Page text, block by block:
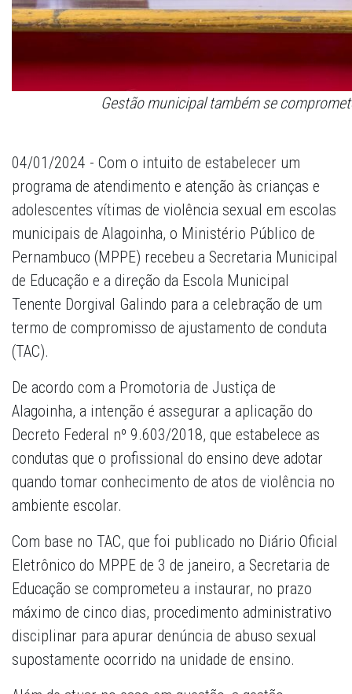
Gestão municipal também se
04/01/2024 - Com o intuito de estabelecer um
programa de atendimento e atenção às crianças e
adolescentes vítimas de violência sexual em escolas
municipais de Alagoinha, o Ministério Público de
Pernambuco (MPPE) recebeu a Secretaria Municipal
de Educação e a direção da Escola Municipal
Tenente Dorgival Galindo para a celebração de um
termo de compromisso de ajustamento de conduta
(TAC).
De acordo com a Promotoria de Justiça de
Alagoinha, a intenção é assegurar a aplicação do
Decreto Federal nº 9.603/2018, que estabelece as
condutas que o profissional do ensino deve adotar
quando tomar conhecimento de atos de violência no
ambiente escolar.
Com base no TAC, que foi publicado no Diário Oficial
Eletrônico do MPPE de 3 de janeiro, a Secretaria de
Educação se comprometeu a instaurar, no prazo
máximo de cinco dias, procedimento administrativo
disciplinar para apurar denúncia de abuso sexual
supostamente ocorrido na unidade de ensino.